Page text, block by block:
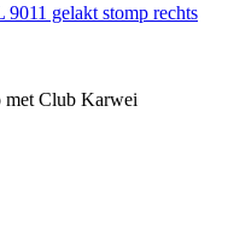
gelakt stomp rechts
met Club Karwei